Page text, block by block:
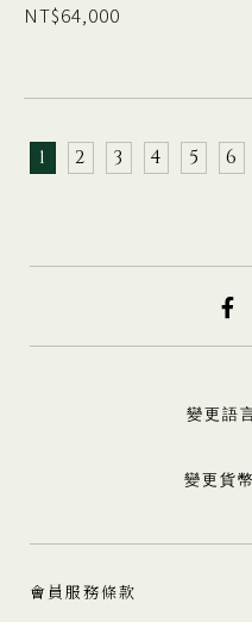
NT$64,000
1 2 3 4 5 6
變更語
變更貨幣
會員服務條款